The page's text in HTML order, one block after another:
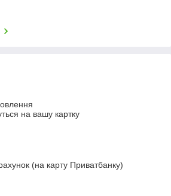
на вашу картку
(на карту Приватбанку)